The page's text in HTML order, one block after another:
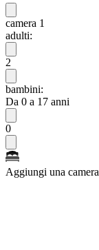
camera 1
adulti:
2
bambini:
Da 0 a 17 anni
0
Aggiungi una camera